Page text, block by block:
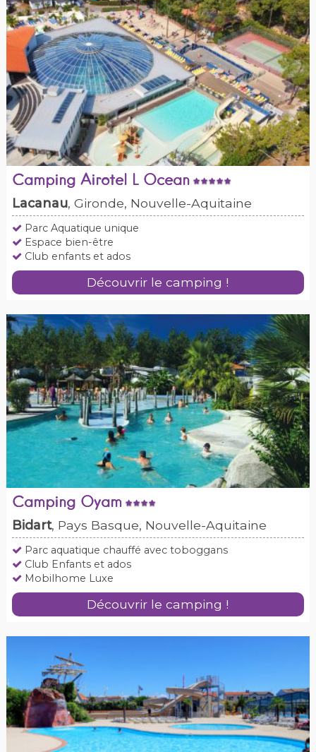
Camping Airotel L Ocean
Lacanau, Gironde, Nouvelle-Aquitaine
Parc Aquatique unique
Espace bien-être
Club enfants et ados
Découvrir le camping !
Camping Oyam
Bidart, Pays Basque, Nouvelle-Aquitaine
Parc aquatique chauffé avec toboggans
Club Enfants et ados
Mobilhome Luxe
Découvrir le camping !